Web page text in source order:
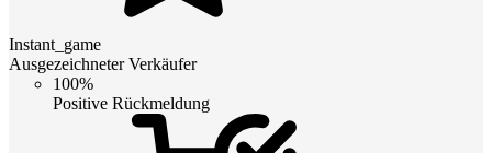
Instant_game
Ausgezeichneter Verkäufer
100%
Positive Rückmeldung